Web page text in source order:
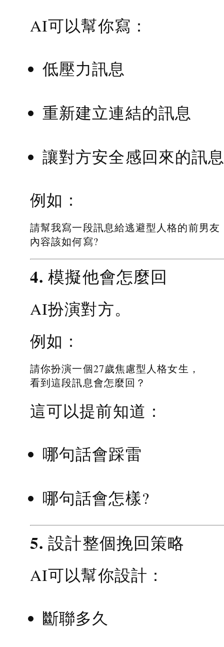
AI可以幫你寫：
低壓力訊息
重新建立連結的訊息
讓對方安全感回來的訊
例如：
請幫我寫一段訊息給逃避型人格的前男友
內容該如何寫?
4. 模擬他會怎麼回
AI扮演對方。
例如：
請你扮演一個27歲焦慮型人格女生，
看到這段訊息會怎麼回？
這可以提前知道：
哪句話會踩雷
哪句話會怎樣?
5. 設計整個挽回策略
AI可以幫你設計：
斷聯多久